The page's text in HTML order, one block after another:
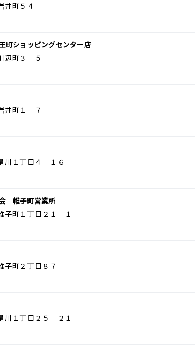
町５４
ショッピングセンター店
町３－５
町１－７
１丁目４－１６
帷子町営業所
町１丁目２１－１
町２丁目８７
１丁目２５－２１